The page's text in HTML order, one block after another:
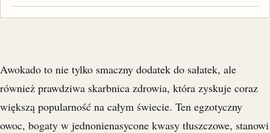
Awokado to nie tylko smaczny dodatek do sałatek, ale
również prawdziwa skarbnica zdrowia, która zyskuje coraz
większą popularność na całym świecie. Ten egzotyczny
owoc, bogaty w jednonienasycone kwasy tłuszczowe, stanowi